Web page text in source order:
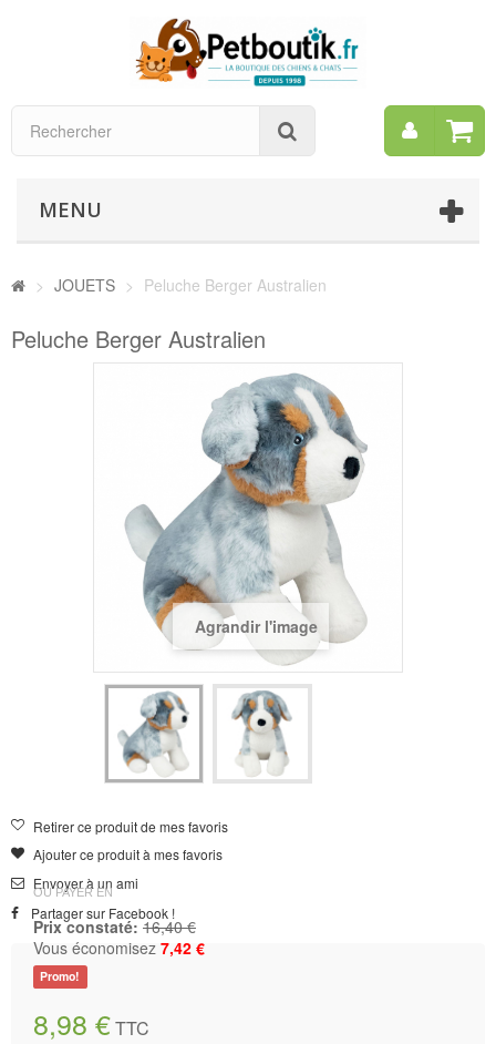
Mon
MENU
> JOUETS > Peluche Berger Australien
Peluche Berger Australien
Agrandir l'image
Retirer ce produit de mes favoris
Ajouter ce produit à mes favoris
Envoyer à un ami
Partager sur Facebook !
OU PAYER EN
Prix constaté: 16,40 €
Vous économisez 7,42 €
Promo!
8,98 €TTC